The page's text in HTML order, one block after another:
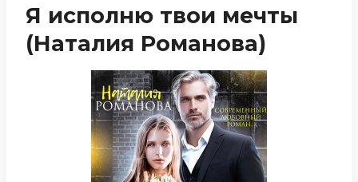
Я исполню твои мечты
(Наталия Романова)